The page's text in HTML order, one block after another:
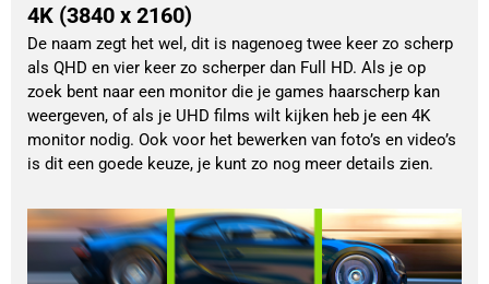
4K (3840 x 2160)
De naam zegt het wel, dit is nagenoeg twee keer zo scherp
als QHD en vier keer zo scherper dan Full HD. Als je op
zoek bent naar een monitor die je games haarscherp kan
weergeven, of als je UHD films wilt kijken heb je een 4K
monitor nodig. Ook voor het bewerken van foto’s en video’s
is dit een goede keuze, je kunt zo nog meer details zien.